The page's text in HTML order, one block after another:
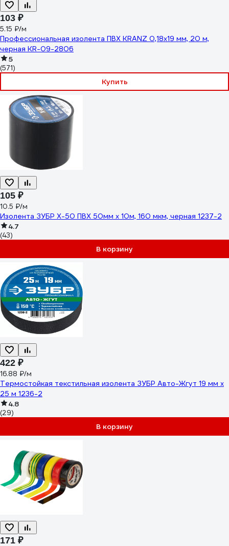
103 ₽
5.15 ₽/м
Профессиональная изолента ПВХ KRANZ 0,18х19 мм, 20 м,
черная KR-09-2806
5
(571)
Купить
105 ₽
10.5 ₽/м
Изолента ЗУБР Х-50 ПВХ 50мм х 10м, 160 мкм, черная 1237-2
4.7
(43)
В корзину
422 ₽
16.88 ₽/м
Термостойкая текстильная изолента ЗУБР Авто-Жгут 19 мм х
25 м 1236-2
4.8
(29)
В корзину
171 ₽